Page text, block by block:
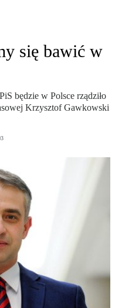
się bawić w
będzie w Polsce rządziło
Krzysztof Gawkowski